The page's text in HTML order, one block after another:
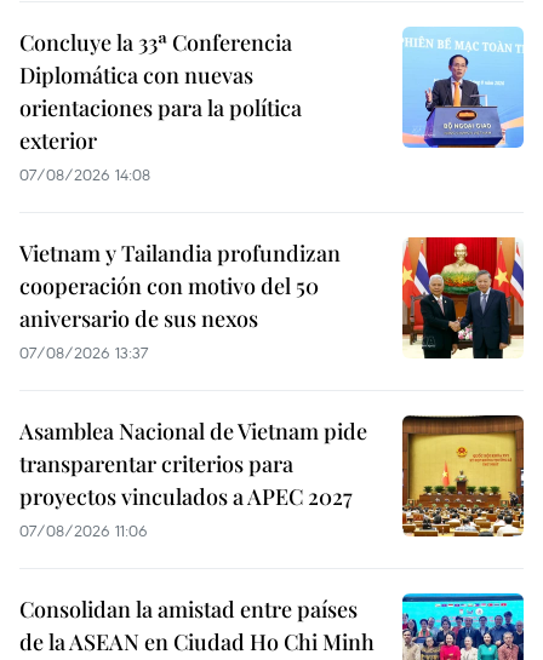
Concluye la 33ª Conferencia
Diplomática con nuevas
orientaciones para la política
exterior
07/08/2026 14:08
Vietnam y Tailandia profundizan
cooperación con motivo del 50
aniversario de sus nexos
07/08/2026 13:37
Asamblea Nacional de Vietnam pide
transparentar criterios para
proyectos vinculados a APEC 2027
07/08/2026 11:06
Consolidan la amistad entre países
de la ASEAN en Ciudad Ho Chi Minh